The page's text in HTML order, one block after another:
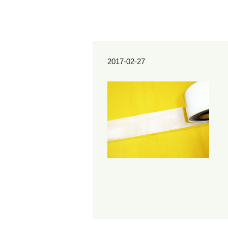
2017-02-27